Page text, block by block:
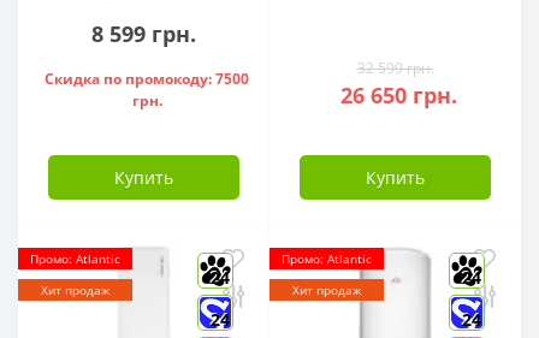
8 599 грн.
Скидка по промокоду: 7500
грн.
Купить
32 599 грн.
26 650 грн.
Купить
Промо: Atlantic
Хит продаж
24
24
Промо: Atlantic
Хит продаж
24
24